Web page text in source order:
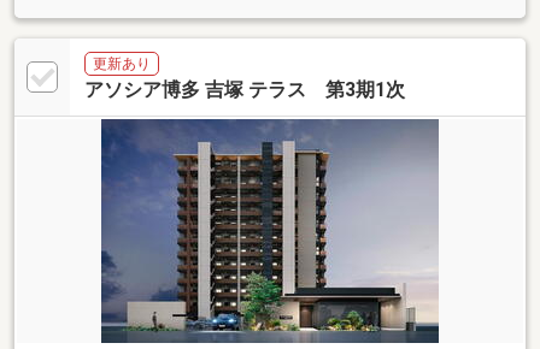
更新あり
アソシア博多 吉塚 テラス 第3期1次